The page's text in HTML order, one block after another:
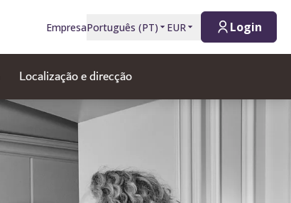
EmpresaPortuguês (PT) EUR Login
Localização e direcção